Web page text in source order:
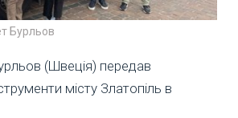
Бурльов
(Швеція) передав
місту Златопіль в